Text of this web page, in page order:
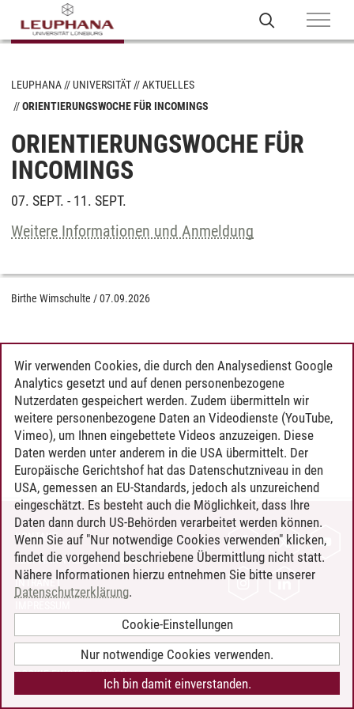
LEUPHANA UNIVERSITÄT
AKTUELLES
ORIENTIERUNGSWOCHE FÜR INCOMINGS
ORIENTIERUNGSWOCHE FÜR
INCOMINGS
07. SEPT. - 11. SEPT.
Weitere Informationen und Anmeldung
Birthe Wimschulte /07.09.2026
KONTAKT
LEUPHANA ALS ARBEITGEBER
INTRANET
BARRIEREFREIHEIT
COOKIE-EINSTELLUNGEN
Wir verwenden Cookies, die durch den Analysedienst Google
Analytics gesetzt und auf denen personenbezogene
Nutzerdaten gespeichert werden. Zudem übermitteln wir
weitere personenbezogene Daten an Videodienste (YouTube,
Vimeo), um Ihnen eingebettete Videos anzuzeigen. Diese
Daten werden unter anderem in die USA übermittelt. Der
Europäische Gerichtshof hat das Datenschutzniveau in den
USA, gemessen an EU-Standards, jedoch als unzureichend
eingeschätzt. Es besteht auch die Möglichkeit, dass Ihre
Daten dann durch US-Behörden verarbeitet werden können.
Wenn Sie auf "Nur notwendige Cookies verwenden" klicken,
findet die vorgehend beschriebene Übermittlung nicht statt.
Nähere Informationen hierzu entnehmen Sie bitte unserer
Datenschutzerklärung.
Cookie-Einstellungen
Nur notwendige Cookies verwenden.
Ich bin damit einverstanden.